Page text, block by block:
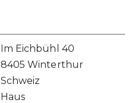
Im Eichbühl 40
8405 Winterthur
Schweiz
Haus